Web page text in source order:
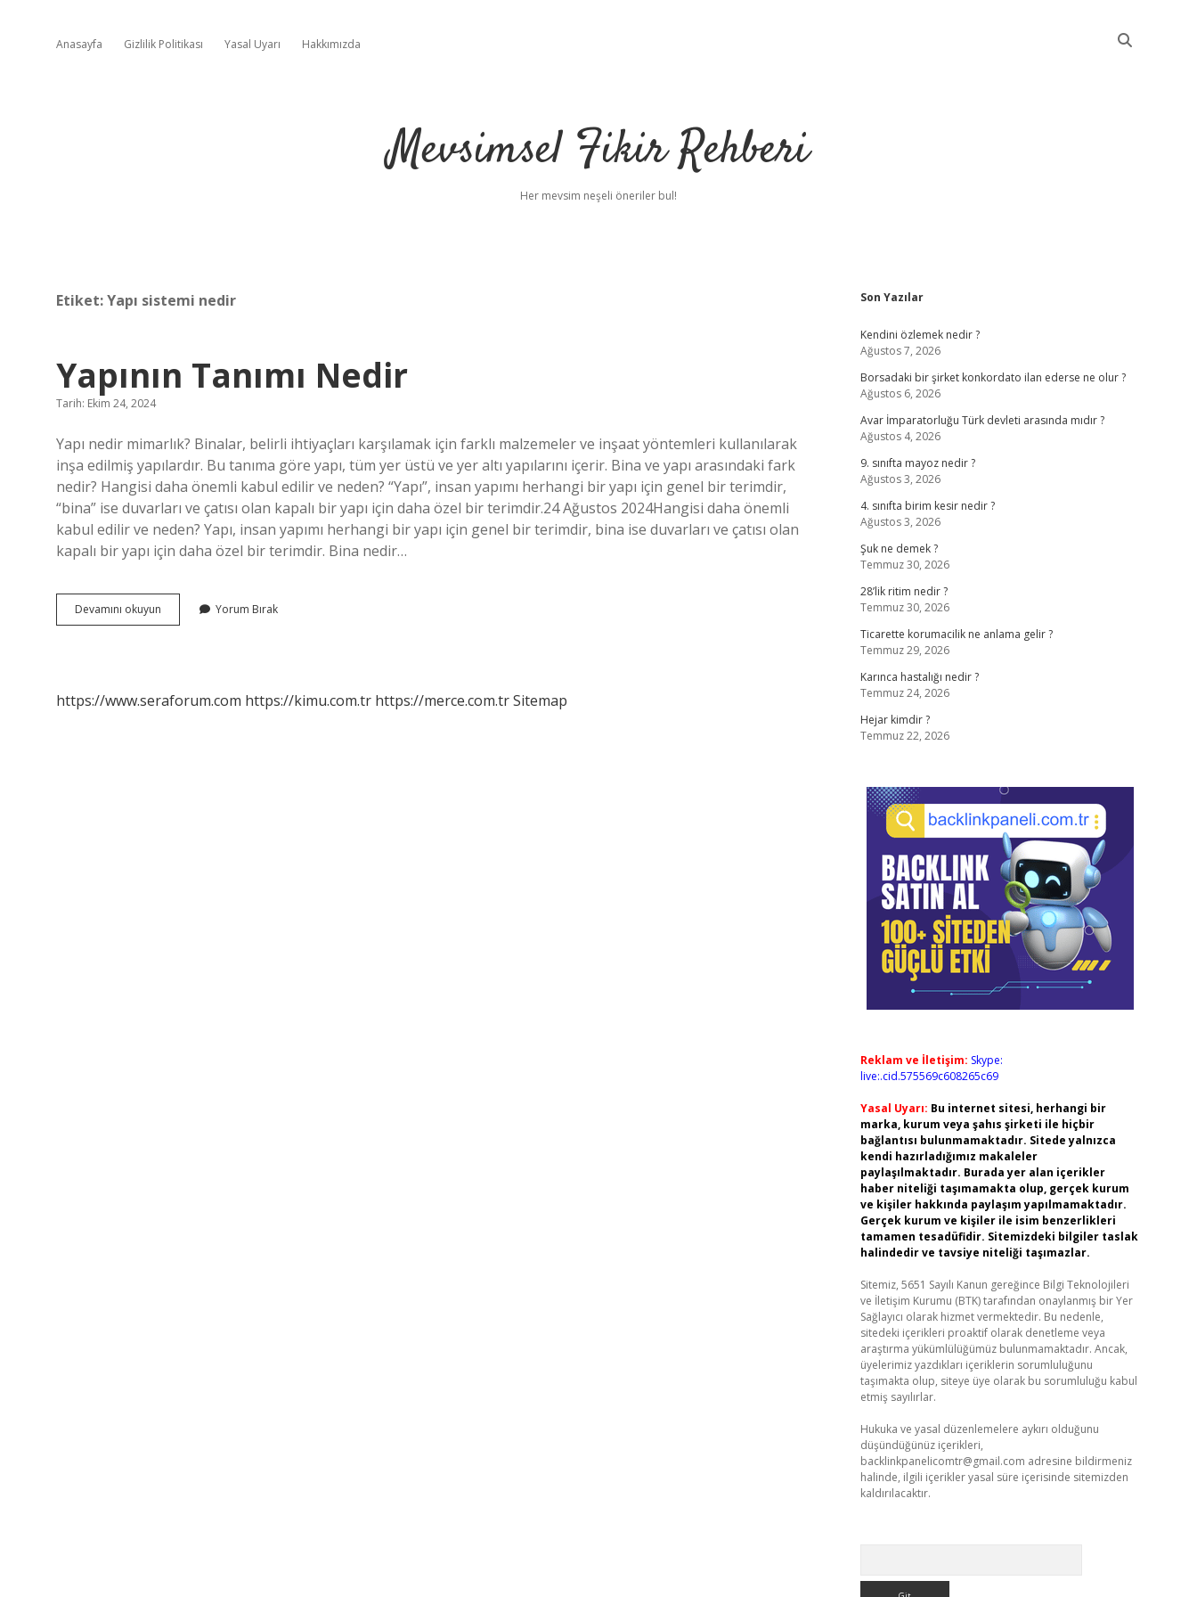
Anasayfa Gizlilik Politikası Yasal Uyarı Hakkımızda
Mevsimsel Fikir Rehberi
Her mevsim neşeli öneriler bul!
Etiket:Yapı sistemi nedir
Yapının Tanımı Nedir
Tarih: Ekim 24, 2024
Yapı nedir mimarlık? Binalar, belirli ihtiyaçları karşılamak için farklı malzemeler ve inşaat yöntemleri kullanılarak
inşa edilmiş yapılardır. Bu tanıma göre yapı, tüm yer üstü ve yer altı yapılarını içerir. Bina ve yapı arasındaki fark
nedir? Hangisi daha önemli kabul edilir ve neden? “Yapı”, insan yapımı herhangi bir yapı için genel bir terimdir,
“bina” ise duvarları ve çatısı olan kapalı bir yapı için daha özel bir terimdir.24 Ağustos 2024Hangisi daha önemli
kabul edilir ve neden? Yapı, insan yapımı herhangi bir yapı için genel bir terimdir, bina ise duvarları ve çatısı olan
kapalı bir yapı için daha özel bir terimdir. Bina nedir…
Devamını okuyun
Tanımı
Yorum Bırak
https://www.seraforum.com https://kimu.com.tr https://merce.com.trSitemap
Sidebar
Son Yazılar
Kendini özlemek nedir ?
Ağustos 7, 2026
Borsadaki bir şirket konkordato ilan ederse ne olur ?
Ağustos 6, 2026
Avar İmparatorluğu Türk devleti arasında mıdır ?
Ağustos 4, 2026
9. sınıfta mayoz nedir ?
Ağustos 3, 2026
4. sınıfta birim kesir nedir ?
Ağustos 3, 2026
Şuk ne demek ?
Temmuz 30, 2026
28’lik ritim nedir ?
Temmuz 30, 2026
Ticarette korumacilik ne anlama gelir ?
Temmuz 29, 2026
Karınca hastalığı nedir ?
Temmuz 24, 2026
Hejar kimdir ?
Temmuz 22, 2026
Reklam ve İletişim: Skype:
live:.cid.575569c608265c69
Yasal Uyarı: Bu internet sitesi, herhangi bir
marka, kurum veya şahıs şirketi ile hiçbir
bağlantısı bulunmamaktadır. Sitede yalnızca
kendi hazırladığımız makaleler
paylaşılmaktadır. Burada yer alan içerikler
haber niteliği taşımamakta olup, gerçek kurum
ve kişiler hakkında paylaşım yapılmamaktadır.
Gerçek kurum ve kişiler ile isim benzerlikleri
tamamen tesadüfidir. Sitemizdeki bilgiler taslak
halindedir ve tavsiye niteliği taşımazlar.
Sitemiz, 5651 Sayılı Kanun gereğince Bilgi Teknolojileri
ve İletişim Kurumu (BTK) tarafından onaylanmış bir Yer
Sağlayıcı olarak hizmet vermektedir. Bu nedenle,
sitedeki içerikleri proaktif olarak denetleme veya
araştırma yükümlülüğümüz bulunmamaktadır. Ancak,
üyelerimiz yazdıkları içeriklerin sorumluluğunu
taşımakta olup, siteye üye olarak bu sorumluluğu kabul
etmiş sayılırlar.
Hukuka ve yasal düzenlemelere aykırı olduğunu
düşündüğünüz içerikleri,
backlinkpanelicomtr@gmail.com adresine bildirmeniz
halinde, ilgili içerikler yasal süre içerisinde sitemizden
kaldırılacaktır.